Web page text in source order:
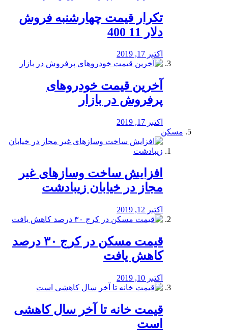
تکرار قیمت چهارشنبه فروش
دلار 11 400
اکتبر 17, 2019
آخرین قیمت خودرو‌های
پرفروش در بازار
اکتبر 17, 2019
مسکن
افزایش ساخت وسازهای غیر
مجاز در خیابان زیبادشت
اکتبر 12, 2019
️قیمت مسکن در کرج ۳۰ درصد
کاهش یافت
اکتبر 10, 2019
قیمت خانه تا آخر سال کاهشی
است